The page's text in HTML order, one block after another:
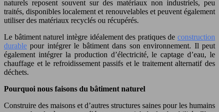
naturels reposent souvent sur des matériaux non industriels, peu
traités, disponibles localement et renouvelables et peuvent également
utiliser des matériaux recyclés ou récupérés.
Le bâtiment naturel intègre idéalement des pratiques de construction
durable pour intégrer le bâtiment dans son environnement. Il peut
également intégrer la production d’électricité, le captage d’eau, le
chauffage et le refroidissement passifs et le traitement alternatif des
déchets.
Pourquoi nous faisons du bâtiment naturel
Construire des maisons et d’autres structures saines pour les humains